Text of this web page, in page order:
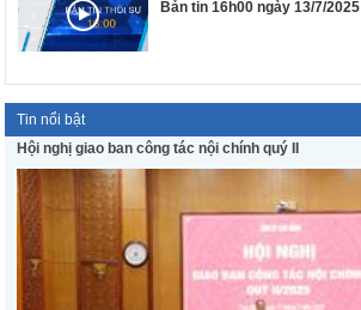
Bản tin 16h00 ngày 13/7/2025
Tin nổi bật
Hội nghị giao ban công tác nội chính quý II